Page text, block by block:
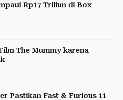
Rp17 Triliun di Box
The Mummy karena
Pastikan Fast & Furious 11